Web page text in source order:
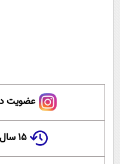
عضویت
۱۵ سال پیش در چنین روزی